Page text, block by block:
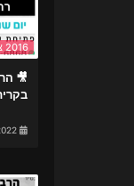
2016 צפיות
🎥
בקרית ים